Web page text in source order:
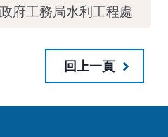
府工務局水利工程處
回上一頁